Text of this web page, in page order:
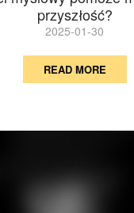
przyszłość?
2025-01-30
READ MORE